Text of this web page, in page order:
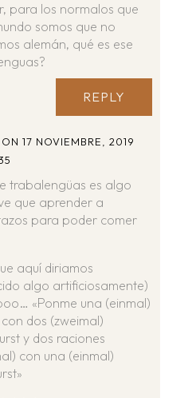
para los normalos que
somos que no
alemán, qué es ese
REPLY
ON 17 NOVIEMBRE, 2019
trabalengüas es algo
que aprender a
para poder comer
aquí diriamos
algo artificiosamente)
«Ponme una (einmal)
dos (zweimal)
y dos raciones
con una (einmal)